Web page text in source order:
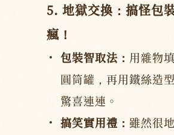
5. 地獄交換：搞怪包
瘋！
包裝智取法： 用雜物
圓筒罐，再用鐵絲造
驚喜連連。
搞笑實用禮： 雖然很